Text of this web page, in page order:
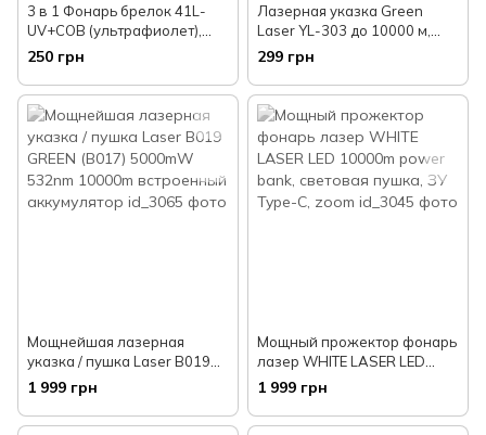
3 в 1 Фонарь брелок 41L-
UV+COB (ультрафиолет),
лазер, аккумулятор, USB
250 грн
Лазерная указка Green
Laser YL-303 до 10000 м,
Зеленая / Аккумуляторный
лазер зеленый
299 грн
Мощнейшая лазерная
указка / пушка Laser B019
GREEN (B017) 5000mW
532nm 10000m встроенный
аккумулятор
1 999 грн
Мощный прожектор фонарь
лазер WHITE LASER LED
10000m power bank,
световая пушка, ЗУ Type-C,
zoom
1 999 грн